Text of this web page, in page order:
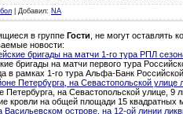
Добавил: NA
в группе Гости , не могут оставлять
новости:
бригады на матчи 1-го тура РПЛ
бригады на матчи первого тура
в рамках 1-го тура Альфа-Банк
Петербурга, на Севастопольской улице
Петербурга, на Севастопольской улице,
кровли на общей площади 15
Васильевском острове, на 12-ой линии